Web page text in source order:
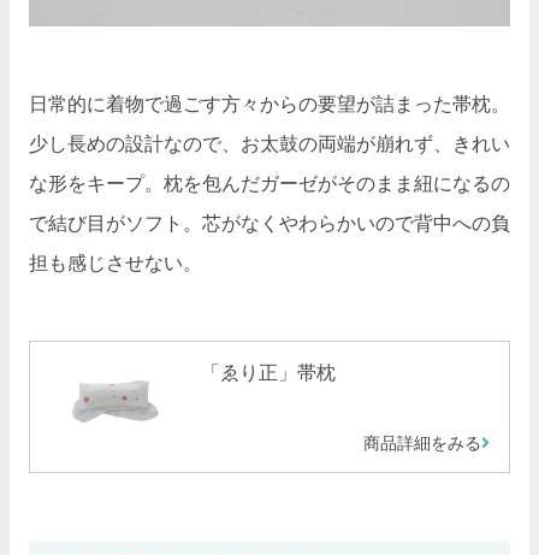
日常的に着物で過ごす方々からの要望が詰まった帯枕。
少し長めの設計なので、お太鼓の両端が崩れず、きれい
な形をキープ。枕を包んだガーゼがそのまま紐になるの
で結び目がソフト。芯がなくやわらかいので背中への負
担も感じさせない。
「ゑり正」帯枕
商品詳細をみる